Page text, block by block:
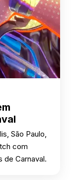
São Paulo,
com
de Carnaval.